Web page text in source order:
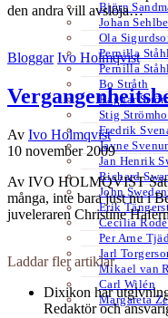
Björn
Johan
Ola
Pernilla Ståhl
Pernilla
Bo Stråth
Ragnar
Stig
Fredrik
Jayne
Jan Henrik
Richard
John
Erik
Cecilia
Per Arne
Jarl
Mikael van
Carl Wilén
Margareta
den andra vill avslöja…
Bloggar Ivo Holmqvist
Av Ivo Holmqvist
10 november 2009
Av IVO HOLMQVIST
många, inte bara just nu i
juveleraren Christine
Laddar fler artiklar
Dixikon har
Redaktör och